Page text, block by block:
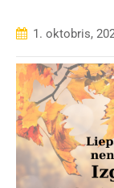
1. oktobris,